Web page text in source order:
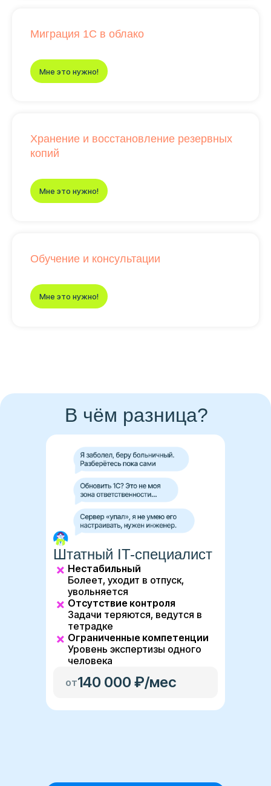
Миграция 1С в облако
Мне это нужно!
Хранение и восстановление резервных
копий
Мне это нужно!
Обучение и консультации
Мне это нужно!
Штатный IT-специалист
Нестабильный
Болеет, уходит в отпуск,
увольняется
Отсутствие контроля
Задачи теряются, ведутся в
тетрадке
Ограниченные компетенции
Уровень экспертизы одного
человека
от140 000 ₽/мес
В чём разница?